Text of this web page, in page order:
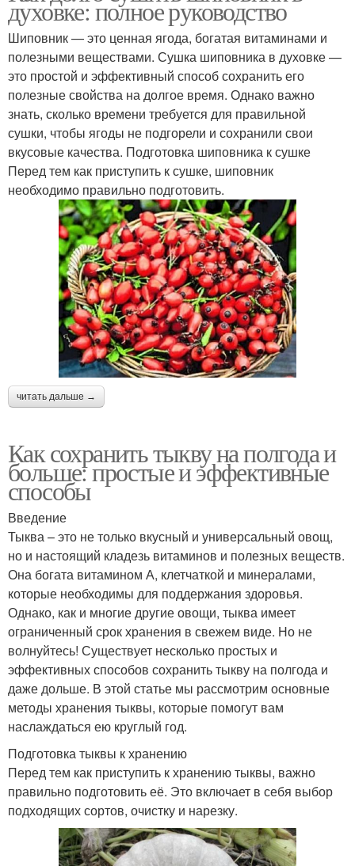
духовке: полное руководство
Шиповник — это ценная ягода, богатая витаминами и
полезными веществами. Сушка шиповника в духовке —
это простой и эффективный способ сохранить его
полезные свойства на долгое время. Однако важно
знать, сколько времени требуется для правильной
сушки, чтобы ягоды не подгорели и сохранили свои
вкусовые качества. Подготовка шиповника к сушке
Перед тем как приступить к сушке, шиповник
необходимо правильно подготовить.
читать дальше →
Как сохранить тыкву на полгода и
больше: простые и эффективные
способы
Введение
Тыква – это не только вкусный и универсальный овощ,
но и настоящий кладезь витаминов и полезных веществ.
Она богата витамином А, клетчаткой и минералами,
которые необходимы для поддержания здоровья.
Однако, как и многие другие овощи, тыква имеет
ограниченный срок хранения в свежем виде. Но не
волнуйтесь! Существует несколько простых и
эффективных способов сохранить тыкву на полгода и
даже дольше. В этой статье мы рассмотрим основные
методы хранения тыквы, которые помогут вам
наслаждаться ею круглый год.
Подготовка тыквы к хранению
Перед тем как приступить к хранению тыквы, важно
правильно подготовить её. Это включает в себя выбор
подходящих сортов, очистку и нарезку.